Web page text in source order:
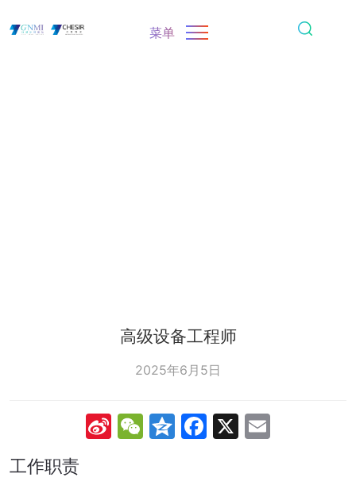
菜单
高级设备工程师
2025年6月5日
SinaWeChat
Qzone
Facebook
X
工作职责